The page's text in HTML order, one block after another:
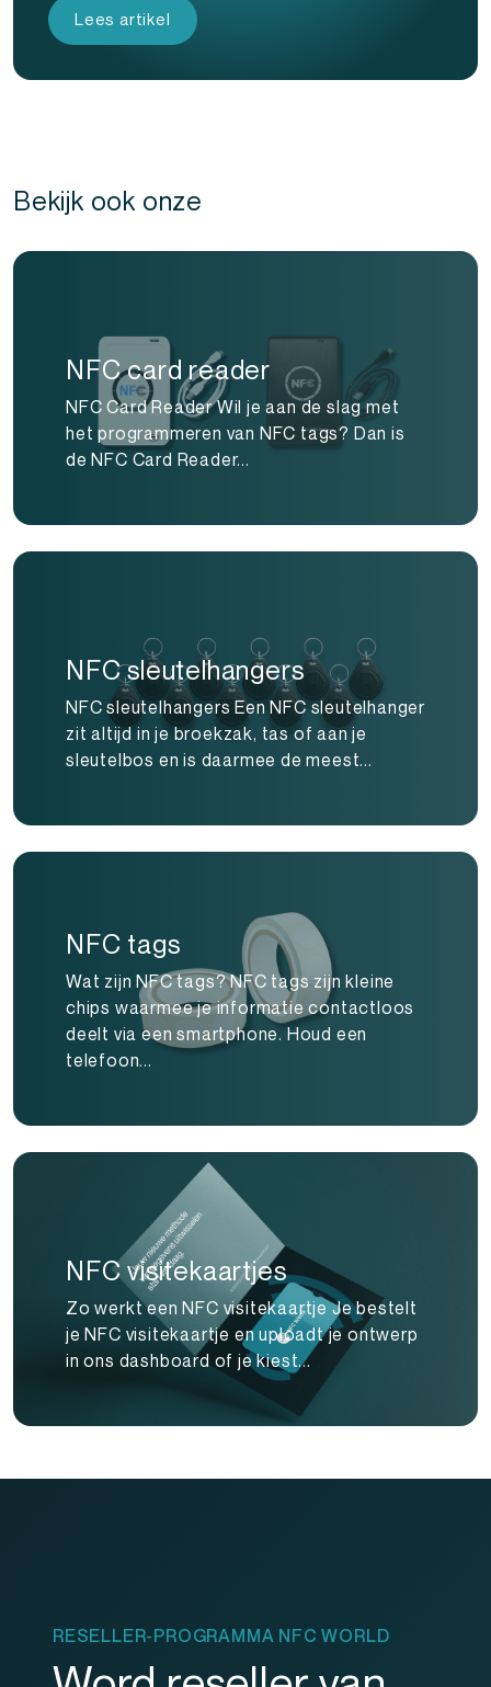
Lees artikel
Bekijk ook onze
NFC card reader
NFC Card Reader Wil je aan de slag met
het programmeren van NFC tags? Dan is
de NFC Card Reader...
NFC sleutelhangers
NFC sleutelhangers Een NFC sleutelhanger
zit altijd in je broekzak, tas of aan je
sleutelbos en is daarmee de meest...
NFC tags
Wat zijn NFC tags? NFC tags zijn kleine
chips waarmee je informatie contactloos
deelt via een smartphone. Houd een
telefoon...
NFC visitekaartjes
Zo werkt een NFC visitekaartje Je bestelt
je NFC visitekaartje en uploadt je ontwerp
in ons dashboard of je kiest...
RESELLER-PROGRAMMA NFC WORLD